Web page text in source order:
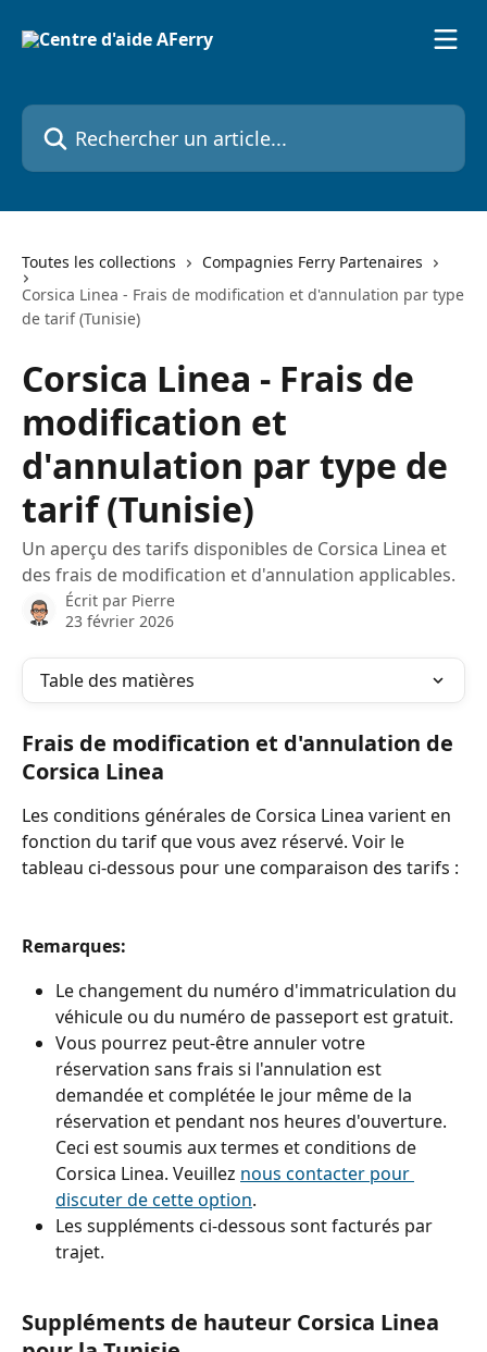
Rechercher un article...
Toutes les collections
Compagnies Ferry Partenaires
Corsica Linea - Frais de modification et d'annulation par type
de tarif (Tunisie)
Corsica Linea - Frais de
modification et
d'annulation par type de
tarif (Tunisie)
Un aperçu des tarifs disponibles de Corsica Linea et
des frais de modification et d'annulation applicables.
Écrit par Pierre
23 février 2026
Table des matières
Frais de modification et d'annulation de
Corsica Linea
Les conditions générales de Corsica Linea varient en
fonction du tarif que vous avez réservé. Voir le
tableau ci-dessous pour une comparaison des tarifs :
Remarques:
Le changement du numéro d'immatriculation du
véhicule ou du numéro de passeport est gratuit.
Vous pourrez peut-être annuler votre
réservation sans frais si l'annulation est
demandée et complétée le jour même de la
réservation et pendant nos heures d'ouverture.
Ceci est soumis aux termes et conditions de
Corsica Linea. Veuillez nous contacter pour
discuter de cette option.
Les suppléments ci-dessous sont facturés par
trajet.
Suppléments de hauteur Corsica Linea